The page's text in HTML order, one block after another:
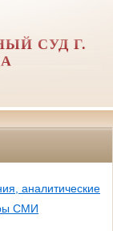
СУД Г.
аналитические
СМИ